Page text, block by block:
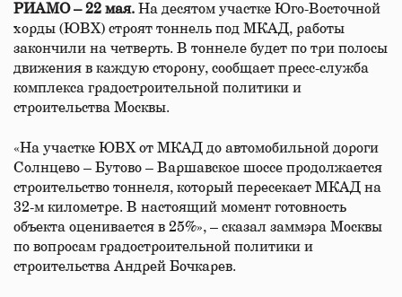
РИАМО – 22 мая. На десятом участке Юго-Восточной
хорды (ЮВХ) строят тоннель под МКАД, работы
закончили на четверть. В тоннеле будет по три полосы
движения в каждую сторону, сообщает пресс-служба
комплекса градостроительной политики и
строительства Москвы.
«На участке ЮВХ от МКАД до автомобильной дороги
Солнцево – Бутово – Варшавское шоссе продолжается
строительство тоннеля, который пересекает МКАД на
32-м километре. В настоящий момент готовность
объекта оценивается в 25%», – сказал заммэра Москвы
по вопросам градостроительной политики и
строительства Андрей Бочкарев.